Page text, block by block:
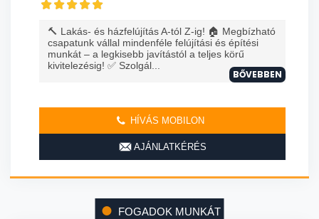
🔨 Lakás- és házfelújítás A-tól Z-ig! 🏠 Megbízható
csapatunk vállal mindenféle felújítási és építési
munkát – a legkisebb javítástól a teljes körű
kivitelezésig! ✅ Szolgál...
BŐVEBBEN
HÍVÁS MOBILON
AJÁNLATKÉRÉS
FOGADOK MUNKÁT